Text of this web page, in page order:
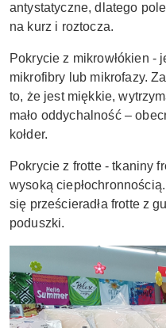
antystatyczne, dlatego
na kurz i roztocza.
Pokrycie z mikrowłókien -
mikrofibry lub mikrofazy.
to, że jest miękkie,
mało oddychalność –
kołder.
Pokrycie z frotte - tkaniny
wysoką
się prześcieradła frotte z
poduszki.